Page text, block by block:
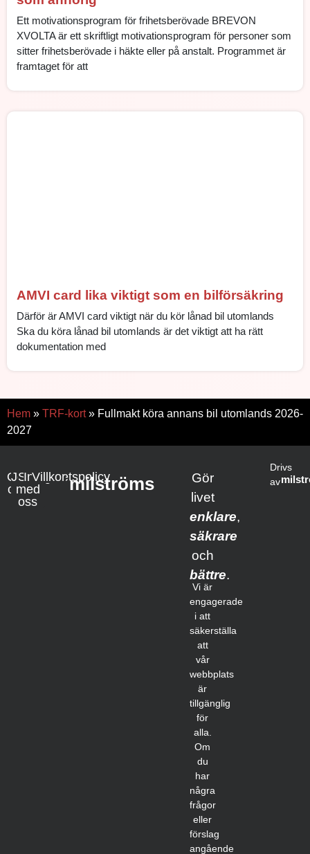
Ett motivationsprogram för frihetsberövade BREVON
XVOLTA är ett skriftligt motivationsprogram för personer som
sitter frihetsberövade i häkte eller på anstalt. Programmet är
framtaget för att
AMVI card lika viktigt som en bilförsäkring
Därför är AMVI card viktigt när du kör lånad bil utomlands
Ska du köra lånad bil utomlands är det viktigt att ha rätt
dokumentation med
Hem » TRF-kort » Fullmakt köra annans bil utomlands 2026-
2027
Om
oss
Jobba
med
oss
Samarbete
Integritetspolicy
Villkor milströms
Gör
livet
enklare,
säkrare
och
bättre.
Vi är
engagerade
i att
säkerställa
att
vår
webbplats
är
tillgänglig
för
alla.
Om
du
har
några
frågor
eller
förslag
angående
Drivs
av